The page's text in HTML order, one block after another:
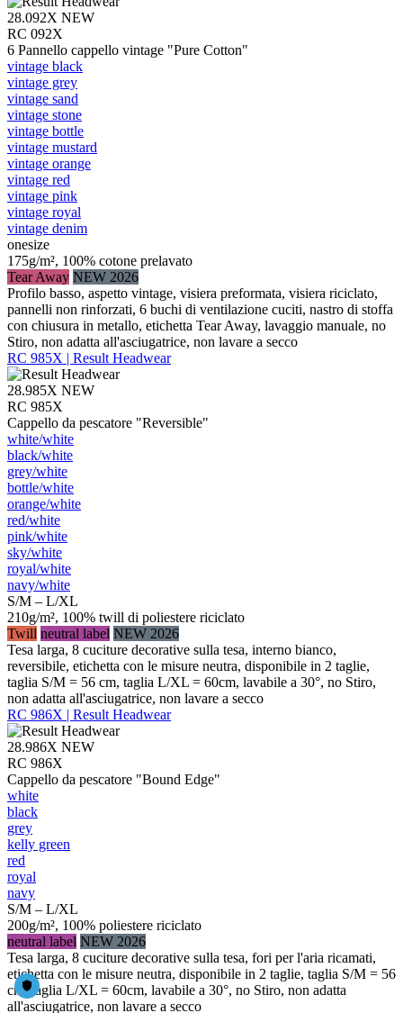
28.092X NEW
RC 092X
6 Pannello cappello vintage "Pure Cotton"
vintage black
vintage grey
vintage sand
vintage stone
vintage bottle
vintage mustard
vintage orange
vintage red
vintage pink
vintage royal
vintage denim
onesize
175g/m², 100% cotone prelavato
Tear Away NEW 2026
Profilo basso, aspetto vintage, visiera preformata, visiera riciclato,
pannelli non rinforzati, 6 buchi di ventilazione cuciti, nastro di stoffa
con chiusura in metallo, etichetta Tear Away, lavaggio manuale, no
Stiro, non adatta all'asciugatrice, non lavare a secco
RC 985X | Result Headwear
28.985X NEW
RC 985X
Cappello da pescatore "Reversible"
white/​white
black/​white
grey/​white
bottle/​white
orange/​white
red/​white
pink/​white
sky/​white
royal/​white
navy/​white
S/M – L/XL
210g/m², 100% twill di poliestere riciclato
Twill neutral label NEW 2026
Tesa larga, 8 cuciture decorative sulla tesa, interno bianco,
reversibile, etichetta con le misure neutra, disponibile in 2 taglie,
taglia S/M = 56 cm, taglia L/XL = 60cm, lavabile a 30°, no Stiro,
non adatta all'asciugatrice, non lavare a secco
RC 986X | Result Headwear
28.986X NEW
RC 986X
Cappello da pescatore "Bound Edge"
white
black
grey
kelly green
red
royal
navy
S/M – L/XL
200g/m², 100% poliestere riciclato
neutral label NEW 2026
Tesa larga, 8 cuciture decorative sulla tesa, fori per l'aria ricamati,
etichetta con le misure neutra, disponibile in 2 taglie, taglia S/M = 56
cm, taglia L/XL = 60cm, lavabile a 30°, no Stiro, non adatta
all'asciugatrice, non lavare a secco